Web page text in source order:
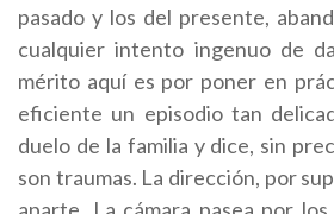
pasado y los del presente,
cualquier intento ingenuo de
mérito aquí es por poner en
eficiente un episodio tan
duelo de la familia y dice, sin
son traumas. La dirección, por